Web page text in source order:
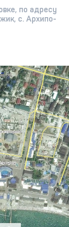
по адресу
с. Архипо-